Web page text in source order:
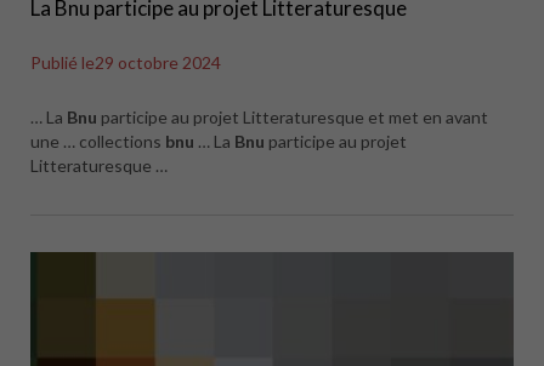
La Bnu participe au projet Litteraturesque
Publié le29 octobre 2024
… La Bnu participe au projet Litteraturesque et met en avant
une … collections bnu … La Bnu participe au projet
Litteraturesque …